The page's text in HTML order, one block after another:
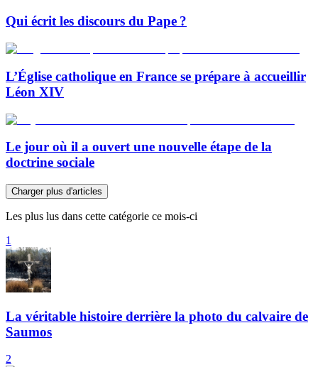
Qui écrit les discours du Pape ?
L’Église catholique en France se prépare à accueillir
Léon XIV
Le jour où il a ouvert une nouvelle étape de la
doctrine sociale
Charger plus d'articles
Les plus lus dans cette catégorie ce mois-ci
1
La véritable histoire derrière la photo du calvaire de
Saumos
2